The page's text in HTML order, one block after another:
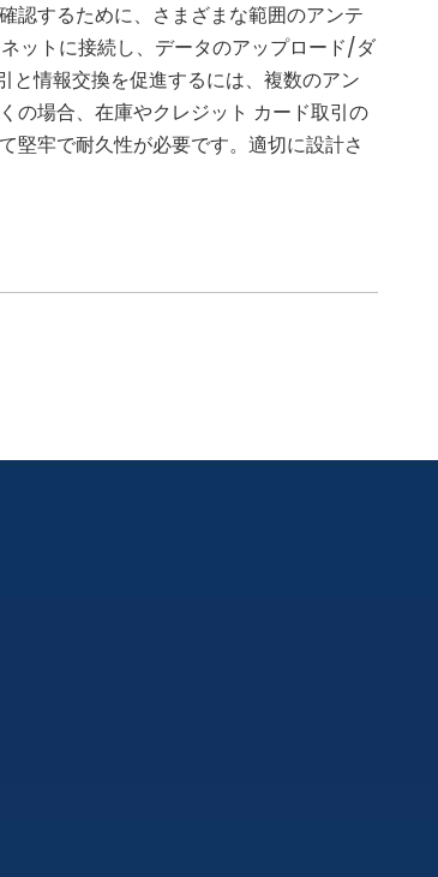
認するために、さまざまな範囲のアンテ
ットに接続し、データのアップロード/ダ
と情報交換を促進するには、複数のアン
の場合、在庫やクレジット カード取引の
堅牢で耐久性が必要です。適切に設計さ